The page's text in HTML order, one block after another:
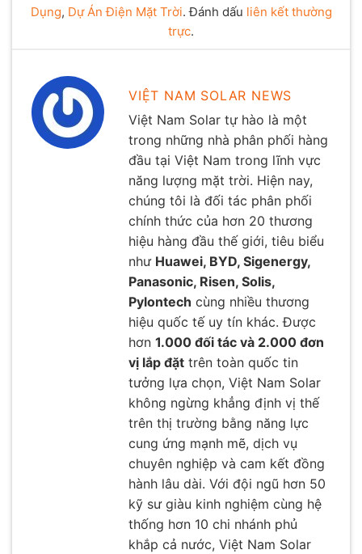
Dụng, Dự Án Điện Mặt Trời. Đánh dấu liên kết thường
trực.
VIỆT NAM SOLAR NEWS
Việt Nam Solar tự hào là một
trong những nhà phân phối hàng
đầu tại Việt Nam trong lĩnh vực
năng lượng mặt trời. Hiện nay,
chúng tôi là đối tác phân phối
chính thức của hơn 20 thương
hiệu hàng đầu thế giới, tiêu biểu
như Huawei, BYD, Sigenergy,
Panasonic, Risen, Solis,
Pylontech cùng nhiều thương
hiệu quốc tế uy tín khác. Được
hơn 1.000 đối tác và 2.000 đơn
vị lắp đặt trên toàn quốc tin
tưởng lựa chọn, Việt Nam Solar
không ngừng khẳng định vị thế
trên thị trường bằng năng lực
cung ứng mạnh mẽ, dịch vụ
chuyên nghiệp và cam kết đồng
hành lâu dài. Với đội ngũ hơn 50
kỹ sư giàu kinh nghiệm cùng hệ
thống hơn 10 chi nhánh phủ
khắp cả nước, Việt Nam Solar